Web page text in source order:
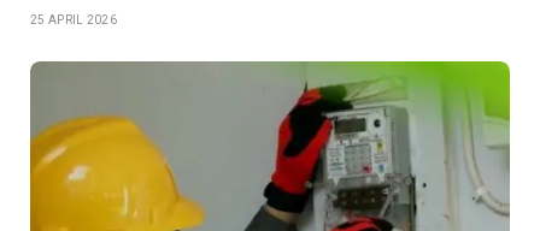
25 APRIL 2026